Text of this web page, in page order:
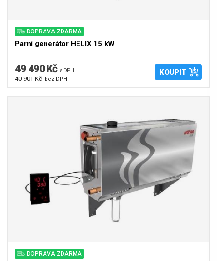
DOPRAVA ZDARMA
Parní generátor HELIX 15 kW
49 490 Kč s DPH
40 901 Kč bez DPH
KOUPIT
DOPRAVA ZDARMA